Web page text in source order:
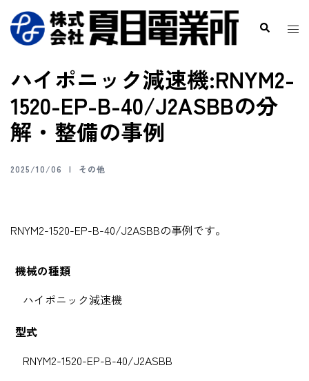
ハイポニック減速機:RNYM2-
1520-EP-B-40/J2ASBBの分
解・整備の事例
2025/10/06 その他
RNYM2-1520-EP-B-40/J2ASBBの事例です。
機械の種類
ハイポニック減速機
型式
RNYM2-1520-EP-B-40/J2ASBB